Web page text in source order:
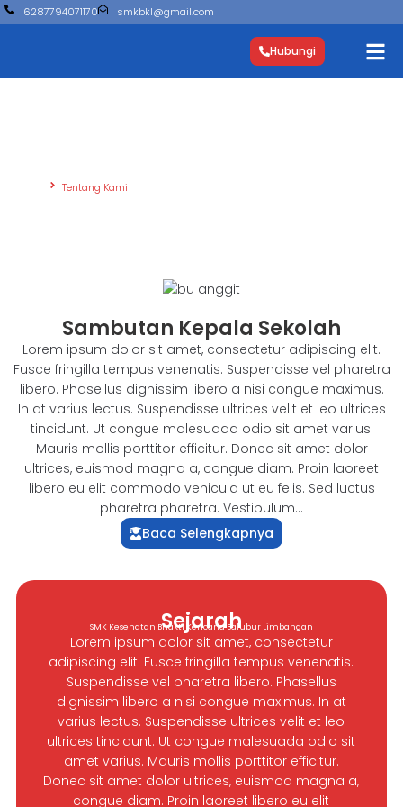
6287794071170 smkbkl@gmail.com
Hubungi
Tentang Kami
Sambutan Kepala Sekolah
Lorem ipsum dolor sit amet, consectetur adipiscing elit.
Fusce fringilla tempus venenatis. Suspendisse vel pharetra
libero. Phasellus dignissim libero a nisi congue maximus.
In at varius lectus. Suspendisse ultrices velit et leo ultrices
tincidunt. Ut congue malesuada odio sit amet varius.
Mauris mollis porttitor efficitur. Donec sit amet dolor
ultrices, euismod magna a, congue diam. Proin laoreet
libero eu elit commodo vehicula ut eu felis. Sed luctus
pharetra pharetra. Vestibulum...
Baca Selengkapnya
Sejarah
SMK Kesehatan Bhakti Kencana Balubur Limbangan
Lorem ipsum dolor sit amet, consectetur
adipiscing elit. Fusce fringilla tempus venenatis.
Suspendisse vel pharetra libero. Phasellus
dignissim libero a nisi congue maximus. In at
varius lectus. Suspendisse ultrices velit et leo
ultrices tincidunt. Ut congue malesuada odio sit
amet varius. Mauris mollis porttitor efficitur.
Donec sit amet dolor ultrices, euismod magna a,
congue diam. Proin laoreet libero eu elit